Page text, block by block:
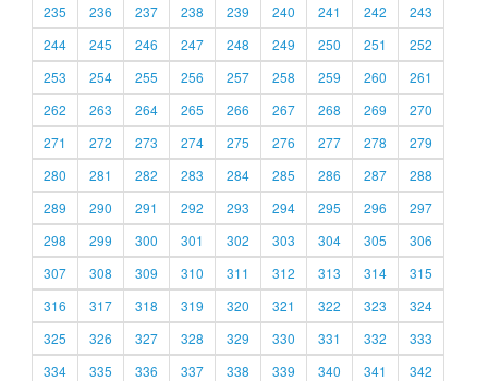
235
236 237 238 239 240 241 242
243
244
245 246 247 248 249 250 251
252
253
254 255 256 257 258 259 260
261
262
263 264 265 266 267 268 269
270
271
272 273 274 275 276 277 278
279
280
281 282 283 284 285 286 287
288
289
290 291 292 293 294 295 296
297
298
299 300 301 302 303 304 305
306
307
308 309 310 311 312 313 314
315
316
317 318 319 320 321 322 323
324
325
326 327 328 329 330 331 332
333
334
335 336 337 338 339 340 341 342